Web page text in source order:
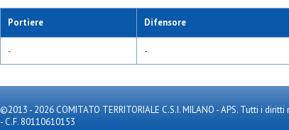
Portiere Difensore
- -
©2013 - 2026 COMITATO TERRITORIALE C.S.I. MILANO - APS. Tutti i diritti
- C.F. 80110610153